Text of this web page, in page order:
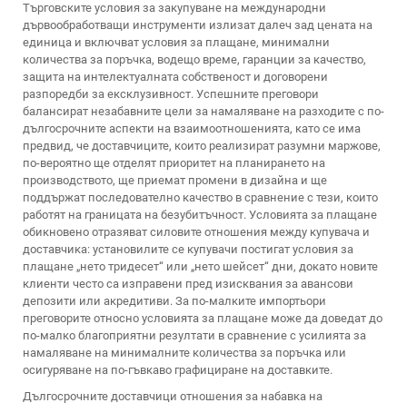
Търговските условия за закупуване на международни
дървообработващи инструменти излизат далеч зад цената на
единица и включват условия за плащане, минимални
количества за поръчка, водещо време, гаранции за качество,
защита на интелектуалната собственост и договорени
разпоредби за ексклузивност. Успешните преговори
балансират незабавните цели за намаляване на разходите с по-
дългосрочните аспекти на взаимоотношенията, като се има
предвид, че доставчиците, които реализират разумни маржове,
по-вероятно ще отделят приоритет на планирането на
производството, ще приемат промени в дизайна и ще
поддържат последователно качество в сравнение с тези, които
работят на границата на безубитъчност. Условията за плащане
обикновено отразяват силовите отношения между купувача и
доставчика: установилите се купувачи постигат условия за
плащане „нето тридесет“ или „нето шейсет“ дни, докато новите
клиенти често са изправени пред изисквания за авансови
депозити или акредитиви. За по-малките импортьори
преговорите относно условията за плащане може да доведат до
по-малко благоприятни резултати в сравнение с усилията за
намаляване на минималните количества за поръчка или
осигуряване на по-гъвкаво графициране на доставките.
Дългосрочните доставчици отношения за набавка на